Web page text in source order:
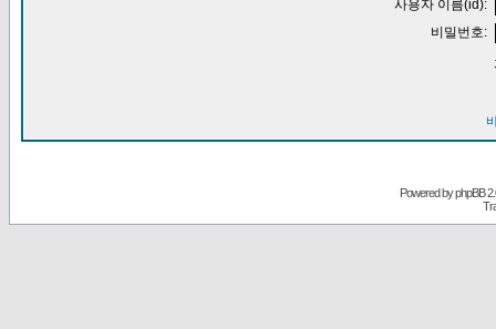
사용자 이름(id):
비밀번호:
Powered byphpBB